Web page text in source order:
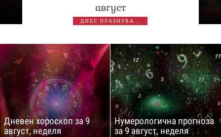
август
ДНЕС ПРАЗНУВА...
Дневен хороскоп за 9
август, неделя
Нумерологична прогноза
за 9 август, неделя